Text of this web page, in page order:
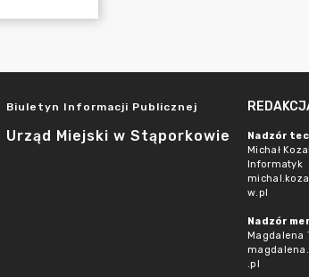
Biuletyn Informacji Publicznej
Urząd Miejski w Stąporkowie
Nadzór
Michał
Informatyk
w.pl
Nadzór
Magdalena
.pl